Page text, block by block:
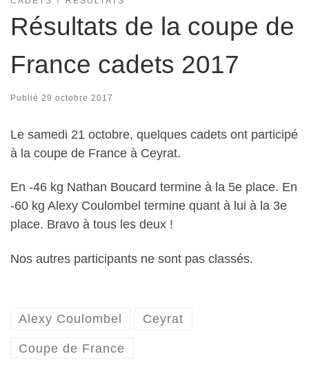
Résultats de la coupe de
France cadets 2017
Publié 29 octobre 2017
Le samedi 21 octobre, quelques cadets ont participé
à la coupe de France à Ceyrat.
En -46 kg Nathan Boucard termine à la 5e place. En
-60 kg Alexy Coulombel termine quant à lui à la 3e
place. Bravo à tous les deux !
Nos autres participants ne sont pas classés.
Alexy Coulombel Ceyrat
Coupe de France